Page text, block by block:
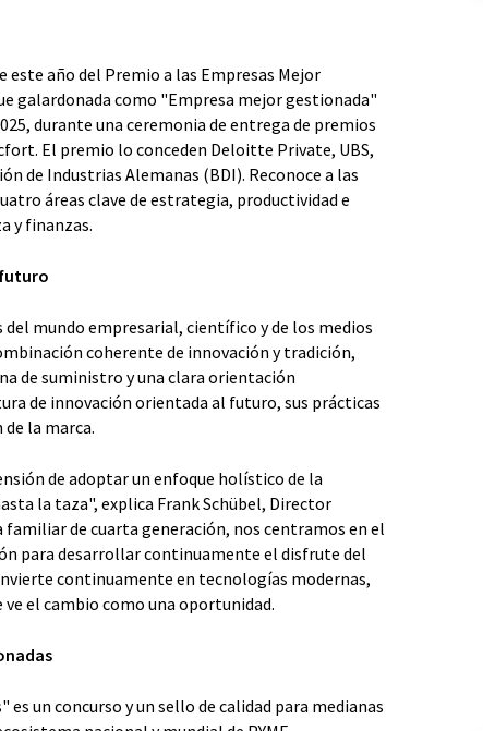
este año del Premio a las Empresas Mejor
galardonada como "Empresa mejor gestionada"
durante una ceremonia de entrega de premios
El premio lo conceden Deloitte Private, UBS,
de Industrias Alemanas (BDI). Reconoce a las
áreas clave de estrategia, productividad e
y finanzas.
mundo empresarial, científico y de los medios
coherente de innovación y tradición,
de suministro y una clara orientación
de innovación orientada al futuro, sus prácticas
la marca.
de adoptar un enfoque holístico de la
la taza", explica Frank Schübel, Director
familiar de cuarta generación, nos centramos en el
para desarrollar continuamente el disfrute del
continuamente en tecnologías modernas,
el cambio como una oportunidad.
un concurso y un sello de calidad para medianas